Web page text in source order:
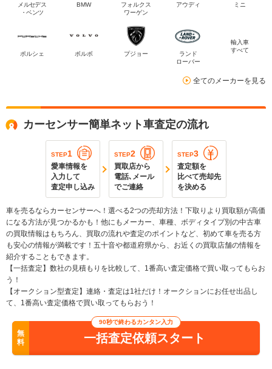
メルセデス
・ベンツ
BMW
フォルクス
ワーゲン
アウディ ミニ
ポルシェ ボルボ プジョー
ランド
ローバー
輸入車
すべて
全てのメーカーを見る
カーセンサー簡単ネット車査定の流れ
STEP1
愛車情報を
入力して
査定申し込み
STEP2
買取店から
電話､メール
でご連絡
STEP3
査定額を
比べて売却先
を決める
車を売るならカーセンサーへ！選べる2つの売却方法！下取りより買取額が高価
になる方法が見つかるかも！他にもメーカー、車種、ボディタイプ別の中古車
の買取情報はもちろん、買取の流れや査定のポイントなど、初めて車を売る方
も安心の情報が満載です！五十音や都道府県から、お近くの買取店舗の情報を
紹介することもできます。
【一括査定】数社の見積もりを比較して、1番高い査定価格で買い取ってもらお
う！
【オークション型査定】連絡・査定は1社だけ！オークションにお任せ出品し
て、1番高い査定価格で買い取ってもらおう！
無
料
90秒で終わるカンタン入力
一括査定依頼スタート